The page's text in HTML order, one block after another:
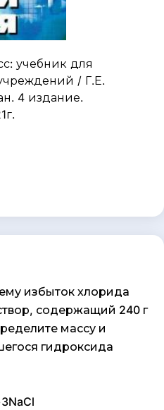
учебник для
/ Г.Е.
4 издание.
избыток хлорида
содержащий 240 г
массу и
гидроксида